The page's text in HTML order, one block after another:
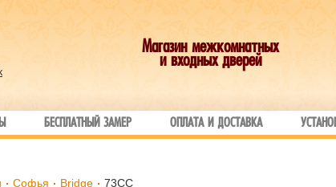
Магазин межкомнатных
и входных дверей
БЕСПЛАТНЫЙ ЗАМЕР ОПЛАТА И ДОСТАВКА
Софья Bridge 73СС